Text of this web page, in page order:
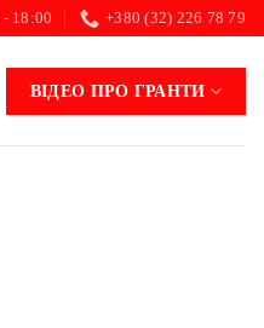
18:00 +380 (32) 226 78 79
ВІДЕО ПРО ГРАНТИ